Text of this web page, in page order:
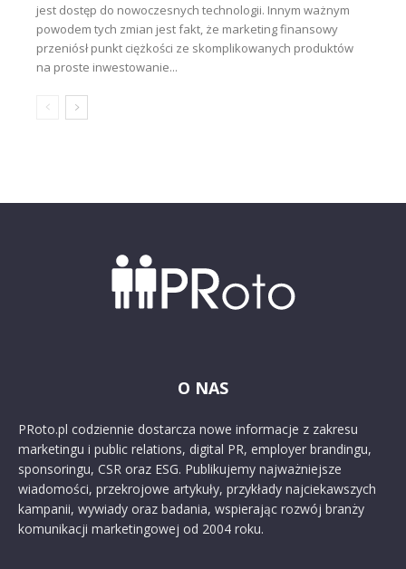
jest dostęp do nowoczesnych technologii. Innym ważnym
powodem tych zmian jest fakt, że marketing finansowy
przeniósł punkt ciężkości ze skomplikowanych produktów
na proste inwestowanie...
O NAS
PRoto.pl codziennie dostarcza nowe informacje z zakresu
marketingu i public relations, digital PR, employer brandingu,
sponsoringu, CSR oraz ESG. Publikujemy najważniejsze
wiadomości, przekrojowe artykuły, przykłady najciekawszych
kampanii, wywiady oraz badania, wspierając rozwój branży
komunikacji marketingowej od 2004 roku.